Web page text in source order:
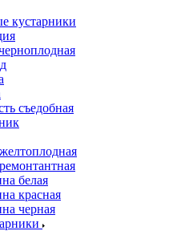
кустарники
съедобная
белая
красная
черная